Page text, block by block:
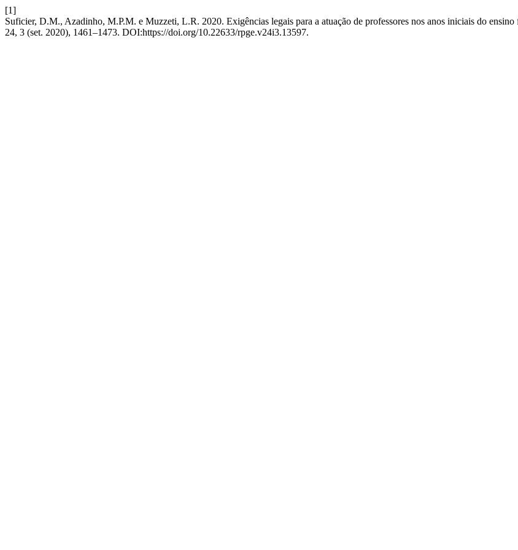
[1]
Suficier, D.M., Azadinho, M.P.M. e Muzzeti, L.R. 2020. Exigências legais para a atuação de professores nos anos iniciais do
24, 3 (set. 2020), 1461–1473. DOI:https://doi.org/10.22633/rpge.v24i3.13597.